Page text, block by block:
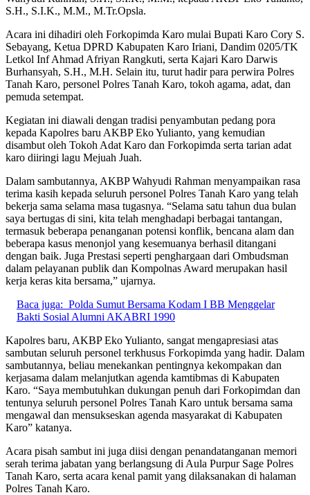
S.H., S.I.K., M.M., M.Tr.Opsla.
Acara ini dihadiri oleh Forkopimda Karo mulai Bupati Karo Cory S.
Sebayang, Ketua DPRD Kabupaten Karo Iriani, Dandim 0205/TK
Letkol Inf Ahmad Afriyan Rangkuti, serta Kajari Karo Darwis
Burhansyah, S.H., M.H. Selain itu, turut hadir para perwira Polres
Tanah Karo, personel Polres Tanah Karo, tokoh agama, adat, dan
pemuda setempat.
Kegiatan ini diawali dengan tradisi penyambutan pedang pora
kepada Kapolres baru AKBP Eko Yulianto, yang kemudian
disambut oleh Tokoh Adat Karo dan Forkopimda serta tarian adat
karo diiringi lagu Mejuah Juah.
Dalam sambutannya, AKBP Wahyudi Rahman menyampaikan rasa
terima kasih kepada seluruh personel Polres Tanah Karo yang telah
bekerja sama selama masa tugasnya. “Selama satu tahun dua bulan
saya bertugas di sini, kita telah menghadapi berbagai tantangan,
termasuk beberapa penanganan potensi konflik, bencana alam dan
beberapa kasus menonjol yang kesemuanya berhasil ditangani
dengan baik. Juga Prestasi seperti penghargaan dari Ombudsman
dalam pelayanan publik dan Kompolnas Award merupakan hasil
kerja keras kita bersama,” ujarnya.
Baca juga: Polda Sumut Bersama Kodam I BB Menggelar
Bakti Sosial Alumni AKABRI 1990
Kapolres baru, AKBP Eko Yulianto, sangat mengapresiasi atas
sambutan seluruh personel terkhusus Forkopimda yang hadir. Dalam
sambutannya, beliau menekankan pentingnya kekompakan dan
kerjasama dalam melanjutkan agenda kamtibmas di Kabupaten
Karo. “Saya membutuhkan dukungan penuh dari Forkopimdan dan
tentunya seluruh personel Polres Tanah Karo untuk bersama sama
mengawal dan mensukseskan agenda masyarakat di Kabupaten
Karo” katanya.
Acara pisah sambut ini juga diisi dengan penandatanganan memori
serah terima jabatan yang berlangsung di Aula Purpur Sage Polres
Tanah Karo, serta acara kenal pamit yang dilaksanakan di halaman
Polres Tanah Karo.